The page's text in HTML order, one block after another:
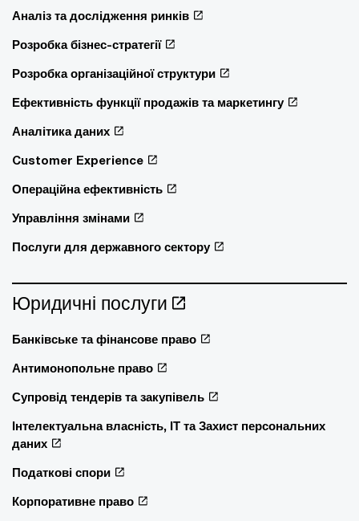
Аналіз та дослідження ринків
Розробка бізнес-стратегії
Розробка організаційної структури
Ефективність функції продажів та маркетингу
Аналітика даних
Customer Experience
Операційна ефективність
Управління змінами
Послуги для державного сектору
Юридичні послуги
Банківське та фінансове право
Антимонопольне право
Супровід тендерів та закупівель
Інтелектуальна власність, ІТ та Захист персональних
даних
Податкові спори
Корпоративне право